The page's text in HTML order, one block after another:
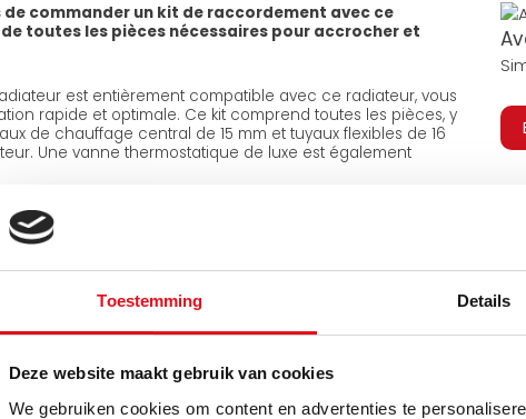
Toestemming Details
Deze website maakt gebruik van cookies
We gebruiken cookies om content en advertenties te
de commander un kit de raccordement avec ce
toutes les pièces nécessaires pour accrocher et
est entièrement compatible avec ce radiateur, vous
rapide et optimale. Ce kit comprend toutes les pièces, y
de chauffage central de 15 mm et tuyaux flexibles de 16
Une vanne thermostatique de luxe est également
: Si les tuyaux sortent de la paroi arrière.
droit : si les tuyaux sortent du sol.
avec :
de boulons filetés en bois + chevilles
2 pouce